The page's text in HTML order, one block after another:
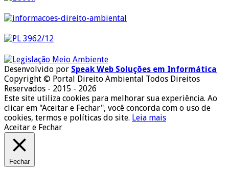
Desenvolvido por Speak Web Soluções em Informática
Copyright © Portal Direito Ambiental Todos Direitos
Reservados - 2015 - 2026
Este site utiliza cookies para melhorar sua experiência. Ao
clicar em "Aceitar e Fechar", você concorda com o uso de
cookies, termos e políticas do site. Leia mais
Aceitar e Fechar
Fechar